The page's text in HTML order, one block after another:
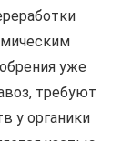
уже
требуют
у органики